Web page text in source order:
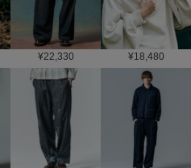
¥22,330 ¥18,480